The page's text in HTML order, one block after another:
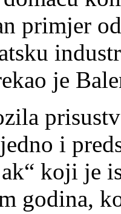
primjer
je
i
koji je
godina,